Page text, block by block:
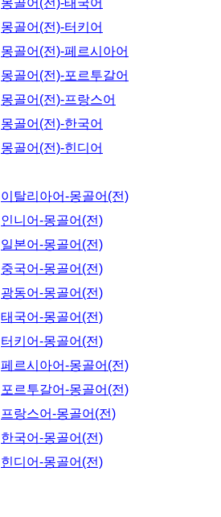
몽골어(전)-태국어
몽골어(전)-터키어
몽골어(전)-페르시아어
몽골어(전)-포르투갈어
몽골어(전)-프랑스어
몽골어(전)-한국어
몽골어(전)-힌디어
이탈리아어-몽골어(전)
인니어-몽골어(전)
일본어-몽골어(전)
중국어-몽골어(전)
광동어-몽골어(전)
태국어-몽골어(전)
터키어-몽골어(전)
페르시아어-몽골어(전)
포르투갈어-몽골어(전)
프랑스어-몽골어(전)
한국어-몽골어(전)
힌디어-몽골어(전)